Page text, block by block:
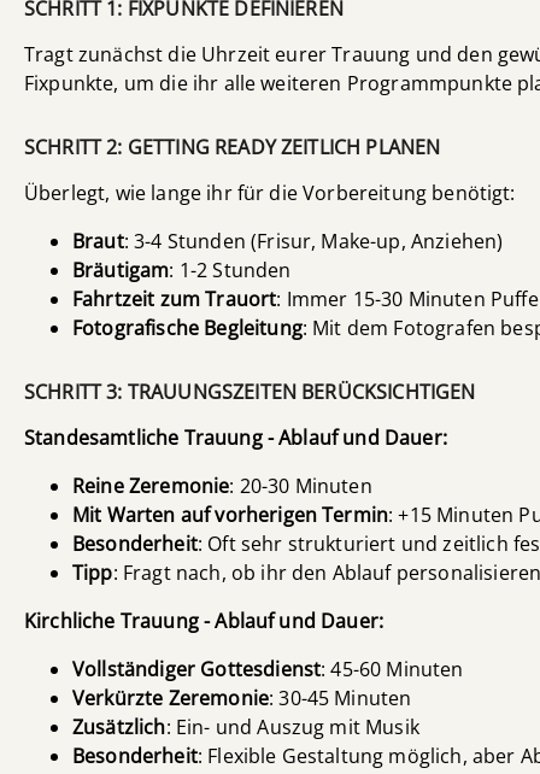
SCHRITT 1: FIXPUNKTE DEFINIEREN
Tragt zunächst die Uhrzeit eurer Trauung und den
Fixpunkte, um die ihr alle weiteren Programmpunkte
SCHRITT 2: GETTING READY ZEITLICH PLANEN
Überlegt, wie lange ihr für die Vorbereitung benötigt:
Braut: 3-4 Stunden (Frisur, Make-up, Anziehen)
Bräutigam: 1-2 Stunden
Fahrtzeit zum Trauort: Immer 15-30 Minuten
Fotografische Begleitung: Mit dem Fotografen
SCHRITT 3: TRAUUNGSZEITEN BERÜCKSICHTIGEN
Standesamtliche Trauung - Ablauf und Dauer:
Reine Zeremonie: 20-30 Minuten
Mit Warten auf vorherigen Termin: +15 Minuten
Besonderheit: Oft sehr strukturiert und zeitlich
Tipp: Fragt nach, ob ihr den Ablauf
Kirchliche Trauung - Ablauf und Dauer:
Vollständiger Gottesdienst: 45-60 Minuten
Verkürzte Zeremonie: 30-45 Minuten
Zusätzlich: Ein- und Auszug mit Musik
Besonderheit: Flexible Gestaltung möglich, aber